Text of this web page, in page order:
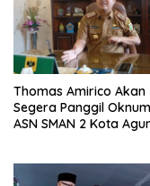
Thomas Amirico Akan
Segera Panggil
ASN SMAN 2 Kota